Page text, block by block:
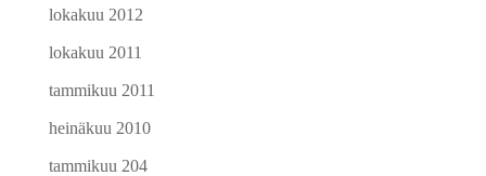
lokakuu 2012
lokakuu 2011
tammikuu 2011
heinäkuu 2010
tammikuu 204